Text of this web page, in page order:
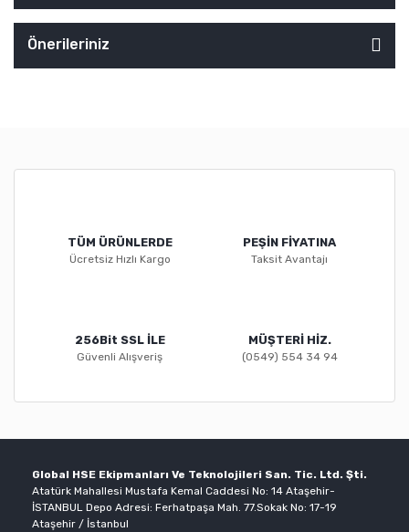
Önerileriniz
TÜM ÜRÜNLERDE
Ücretsiz Hızlı Kargo
PEŞİN FİYATINA
Taksit Avantajı
256Bit SSL İLE
Güvenli Alışveriş
MÜŞTERİ HİZ.
(0549) 554 34 94
Global HSE Ekipmanları Ve Teknolojileri San. Tic. Ltd. Şti.
Atatürk Mahallesi Mustafa Kemal Caddesi No: 14 Ataşehir-
İSTANBUL Depo Adresi: Ferhatpaşa Mah. 77.Sokak No: 17-19
Ataşehir / İstanbul